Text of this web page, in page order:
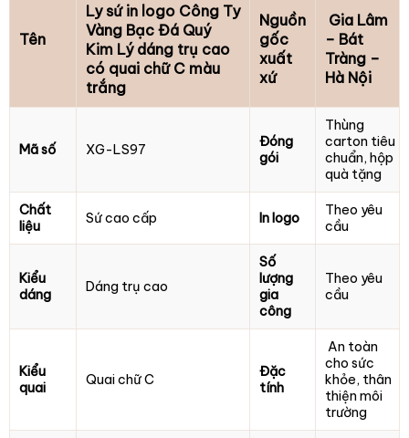
Tên
Ly sứ in logo Công Ty
Vàng Bạc Đá Quý
Kim Lý dáng trụ cao
có quai chữ C màu
trắng
Nguồn
gốc
xuất
xứ
Gia Lâm
– Bát
Tràng –
Hà Nội
Mã số XG-LS97
Đóng
gói
Thùng
carton tiêu
chuẩn, hộp
quà tặng
Chất
liệu
Sứ cao cấp In logo
Theo yêu
cầu
Kiểu
dáng
Dáng trụ cao
Số
lượng
gia
công
Theo yêu
cầu
Kiểu
quai
Quai chữ C
Đặc
tính
An toàn
cho sức
khỏe, thân
thiện môi
trường